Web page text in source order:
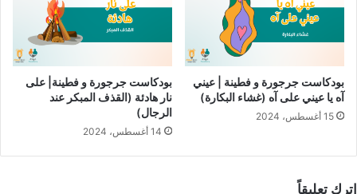
التهابات الفطريَّة
نسخ الرابط
بودكاست جرجورة و فطينة | عيني
آه يا عيني على آه (غشاء البكارة)
15 أغسطس، 2024
بودكاست جرجورة و فطينة| على
نار هادئة (القذف المبكر عند
الرجال)
14 أغسطس، 2024
اترك تعليقاً